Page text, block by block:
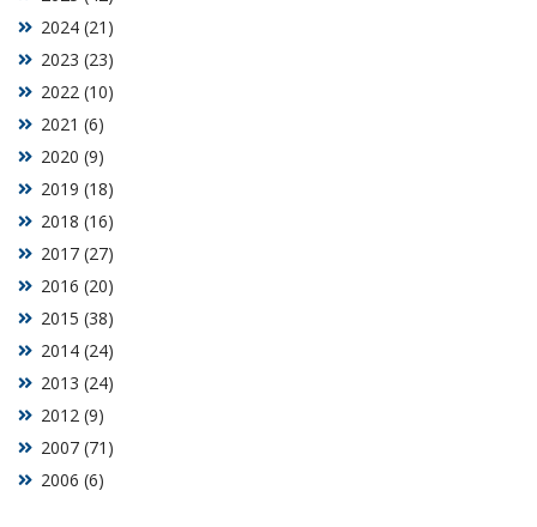
2006 (6)
2007 (71)
2012 (9)
2013 (24)
2014 (24)
2015 (38)
2016 (20)
2017 (27)
2018 (16)
2019 (18)
2020 (9)
2021 (6)
2022 (10)
2023 (23)
2024 (21)